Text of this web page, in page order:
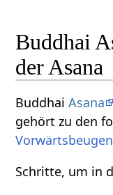
Buddhai
der Asana
BuddhaiAsana
gehört zu den
Vorwärtsbeugen
Schritte, um in